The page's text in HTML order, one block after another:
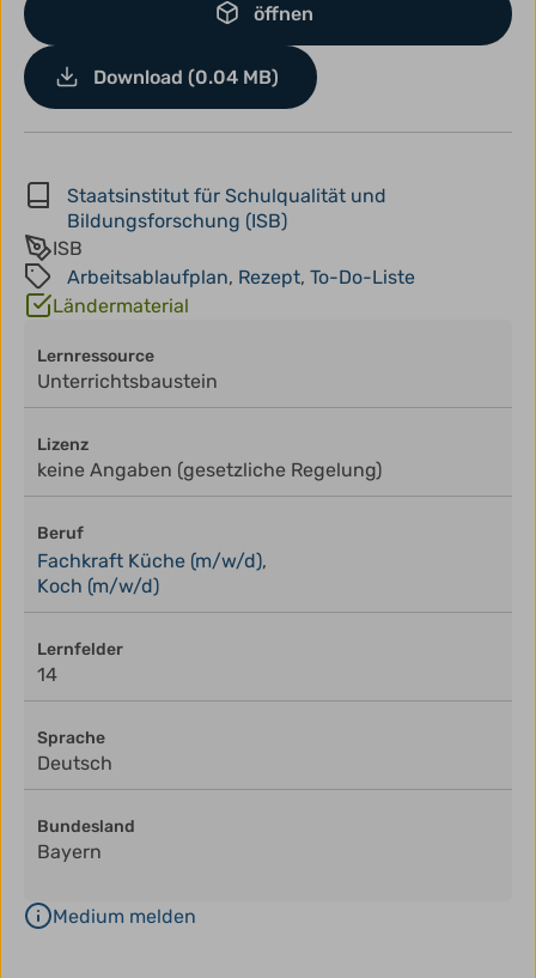
öffnen
Download (0.04 MB)
Staatsinstitut für Schulqualität und
Bildungsforschung (ISB)
ISB
Arbeitsablaufplan, Rezept, To-Do-Liste
Ländermaterial
Lernressource
Unterrichtsbaustein
Lizenz
keine Angaben (gesetzliche Regelung)
Beruf
Fachkraft Küche (m/w/d),
Koch (m/w/d)
Lernfelder
14
Sprache
Deutsch
Bundesland
Bayern
Medium melden